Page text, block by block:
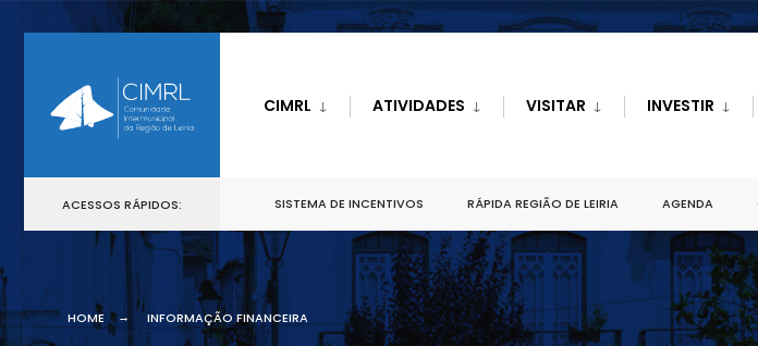
CIMRL ATIVIDADES VISITAR INVESTIR
ACESSOS RÁPIDOS: SISTEMA DE INCENTIVOS RÁPIDA REGIÃO DE LEIRIA AGENDA
HOME INFORMAÇÃO FINANCEIRA